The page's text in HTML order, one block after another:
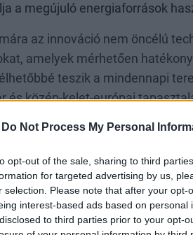
Do Not Process My Personal
opt-out of the sale, sharing to third
for targeted advertising by us,
selection. Please note that after your
interest-based ads based on
to third parties prior to your opt-
a megújuló energiaforrások
az innováció nem öncélú
amelyek mérhetően
teszik a mindennapi
és közép-kelet-európai
be, mint az ICSC Las
rendőrség
gigaprojekt fejlesztője az